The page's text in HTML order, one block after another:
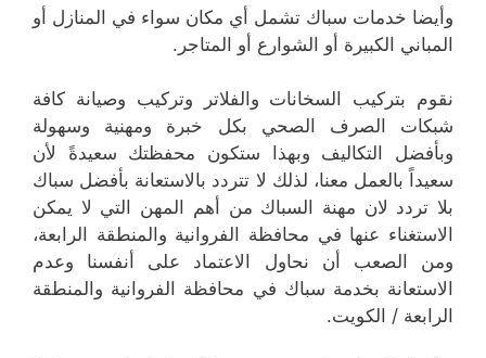
وأيضا خدمات سباك تشمل أي مكان سواء في المنازل أو
المباني الكبيرة أو الشوارع أو المتاجر.
نقوم بتركيب السخانات والفلاتر وتركيب وصيانة كافة
شبكات الصرف الصحي بكل خبرة ومهنية وسهولة
وبأفضل التكاليف وبهذا ستكون محفظتك سعيدةً لأن
سعيداً بالعمل معنا، لذلك لا تتردد بالاستعانة بأفضل سباك
بلا تردد لان مهنة السباك من أهم المهن التي لا يمكن
الاستغناء عنها في محافظة الفروانية والمنطقة الرابعة،
ومن الصعب أن نحاول الاعتماد على أنفسنا وعدم
الاستعانة بخدمة سباك في محافظة الفروانية والمنطقة
الرابعة / الكويت.